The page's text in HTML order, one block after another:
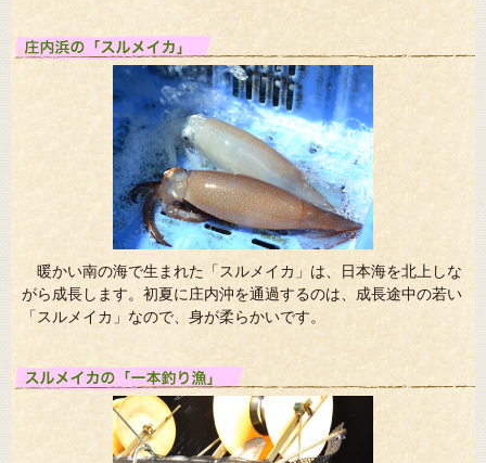
暖かい南の海で生まれた「スルメイカ」は、日本海を北上しな
がら成長します。初夏に庄内沖を通過するのは、成長途中の若い
「スルメイカ」なので、身が柔らかいです。